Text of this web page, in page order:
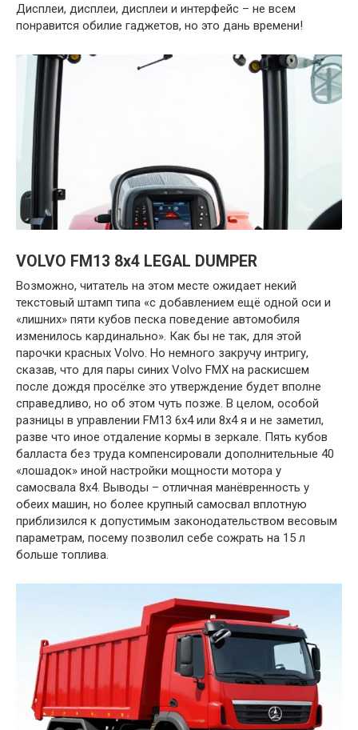
Дисплеи, дисплеи, дисплеи и интерфейс – не всем
понравится обилие гаджетов, но это дань времени!
VOLVO FM13 8х4 LEGAL DUMPER
Возможно, читатель на этом месте ожидает некий
текстовый штамп типа «с добавлением ещё одной оси и
«лишних» пяти кубов песка поведение автомобиля
изменилось кардинально». Как бы не так, для этой
парочки красных Volvo. Но немного закручу интригу,
сказав, что для пары синих Volvo FMХ на раскисшем
после дождя просёлке это утверждение будет вполне
справедливо, но об этом чуть позже. В целом, особой
разницы в управлении FM13 6х4 или 8х4 я и не заметил,
разве что иное отдаление кормы в зеркале. Пять кубов
балласта без труда компенсировали дополнительные 40
«лошадок» иной настройки мощности мотора у
самосвала 8х4. Выводы – отличная манёвренность у
обеих машин, но более крупный самосвал вплотную
приблизился к допустимым законодательством весовым
параметрам, посему позволил себе сожрать на 15 л
больше топлива.